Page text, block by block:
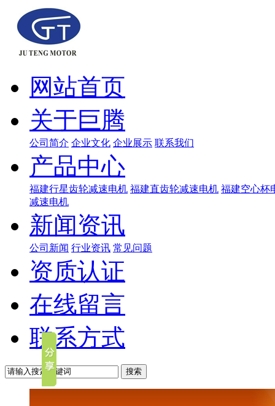
网站首页
关于巨腾
公司简介 企业文化 企业展示 联系我们
产品中心
福建行星齿轮减速电机 福建直齿轮减速电机 福建空心杯
减速电机
新闻资讯
公司新闻 行业资讯 常见问题
资质认证
在线留言
联系方式